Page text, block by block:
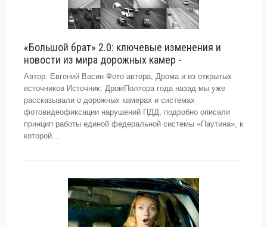
«Большой брат» 2.0: ключевые изменения и
новости из мира дорожных камер -
Автор: Евгений Васин Фото автора, Дрома и из открытых
источников Источник: ДромПолтора года назад мы уже
рассказывали о дорожных камерах и системах
фотовидеофиксации нарушений ПДД, подробно описали
принцип работы единой федеральной системы «Паутина», к
которой...